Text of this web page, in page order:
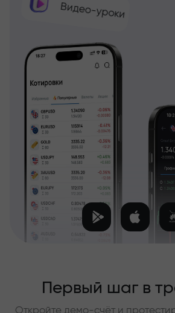
Видео-уроки
Первый шаг в
Откройте демо-счёт и